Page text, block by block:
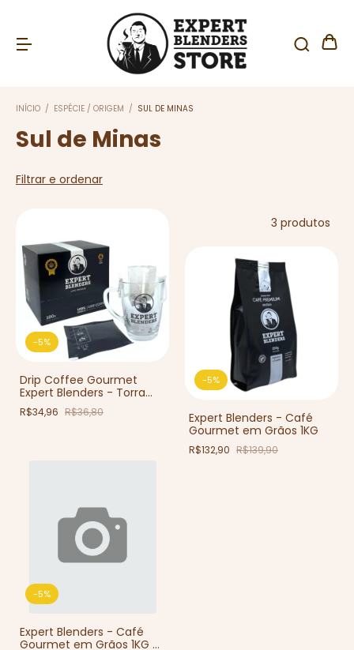
INÍCIO / ESPÉCIE / ORIGEM / SUL DE MINAS
Sul de Minas
Filtrar e ordenar
3 produtos
-5%
Drip Coffee Gourmet
Expert Blenders - Torra
Média - 100g - 10 unids
R$34,96 R$36,80
-5%
Expert Blenders - Café
Gourmet em Grãos 1KG
R$132,90 R$139,90
-5%
Expert Blenders - Café
Gourmet em Grãos 1KG -